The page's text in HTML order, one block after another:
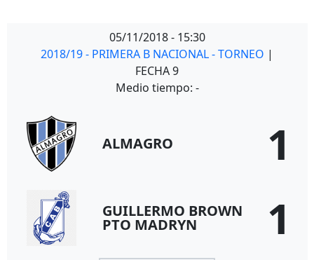
05/11/2018 - 15:30
2018/19 - PRIMERA B NACIONAL - TORNEO |
FECHA 9
Medio tiempo: -
ALMAGRO 1
GUILLERMO BROWN
PTO MADRYN 1